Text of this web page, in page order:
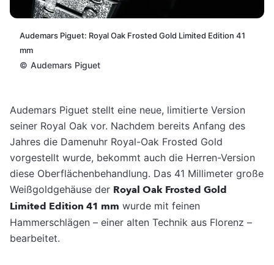
Audemars Piguet: Royal Oak Frosted Gold Limited Edition 41
mm
© Audemars Piguet
Audemars Piguet stellt eine neue, limitierte Version
seiner Royal Oak vor. Nachdem bereits Anfang des
Jahres die Damenuhr Royal-Oak Frosted Gold
vorgestellt wurde, bekommt auch die Herren-Version
diese Oberflächenbehandlung. Das 41 Millimeter große
Weißgoldgehäuse der Royal Oak Frosted Gold
Limited Edition 41 mm wurde mit feinen
Hammerschlägen – einer alten Technik aus Florenz –
bearbeitet.